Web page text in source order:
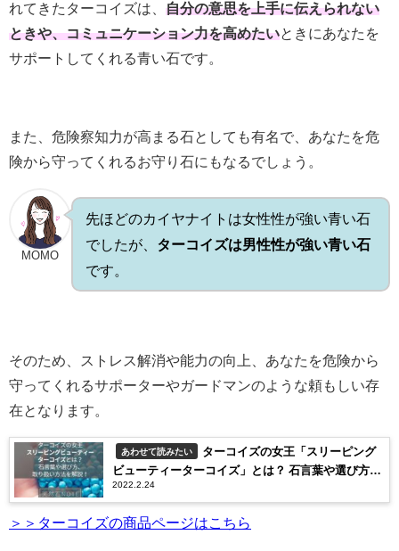
れてきたターコイズは、 自分の意思を上手に伝えられない
ときや、コミュニケーション力を高めたいときにあなたを
サポートしてくれる青い石です。
また、危険察知力が高まる石としても有名で、あなたを危
険から守ってくれるお守り石にもなるでしょう。
MOMO
先ほどのカイヤナイトは女性性が強い青い石
でしたが、 ターコイズは男性性が強い青い石
です。
そのため、ストレス解消や能力の向上、あなたを危険から
守ってくれるサポーターやガードマンのような頼もしい存
在となります。
あわせて読みたい
ターコイズの女王「スリーピング
ビューティーターコイズ」とは？ 石言葉や選び方、
取り扱い方法を解説！
2022.2.24
＞＞ターコイズの商品ページはこちら